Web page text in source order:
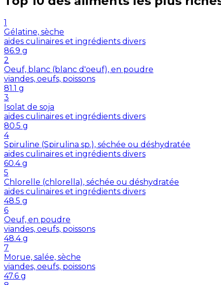
1
Gélatine, sèche
aides culinaires et ingrédients divers
86.9 g
2
Oeuf, blanc (blanc d'oeuf), en poudre
viandes, oeufs, poissons
81.1 g
3
Isolat de soja
aides culinaires et ingrédients divers
80.5 g
4
Spiruline (Spirulina sp.), séchée ou déshydratée
aides culinaires et ingrédients divers
60.4 g
5
Chlorelle (chlorella), séchée ou déshydratée
aides culinaires et ingrédients divers
48.5 g
6
Oeuf, en poudre
viandes, oeufs, poissons
48.4 g
7
Morue, salée, sèche
viandes, oeufs, poissons
47.6 g